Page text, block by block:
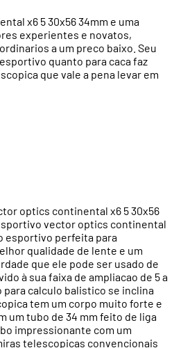
x6 5 30x56 34mm e uma
experientes e novatos,
a um preco baixo. Seu
quanto para caca faz
que vale a pena levar em
optics continental x6 5 30x56
vector optics continental
esportivo perfeita para
qualidade de lente e um
que ele pode ser usado de
à sua faixa de ampliacao de 5 a
calculo balistico se inclina
tem um corpo muito forte e
um tubo de 34 mm feito de liga
impressionante com um
telescopicas convencionais